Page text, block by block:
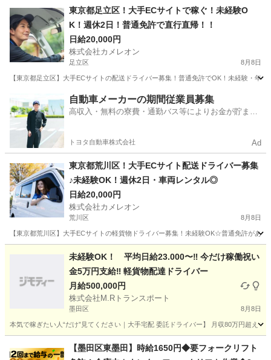
ドライバー 時給
東京都足立区！大手ECサイトで稼ぐ！未経験O
K！週休2日！普通免許で直行直帰！！
日給20,000円
株式会社カメレオン
足立区 8月8日
【東京都足立区】大手ECサイトの配送ドライバー募集！普通免許でOK！未経験・
ドライバー 積み込み
自動車メーカーの期間従業員募集
高収入・無料の寮費・通勤バス等によりお金が貯まり
トヨタ自動車株式会社 Ad
東京都荒川区！大手ECサイト配送ドライバー募集
♪未経験OK！週休2日・車両レンタル◎
日給20,000円
株式会社カメレオン
荒川区 8月8日
【東京都荒川区】大手ECサイトの軽貨物ドライバー募集！未経験OK☆普通免許が
ドライバー 積み込み
未経験OK！ 平均日給23.000〜‼️ 今だけ稼働祝い
金5万円支給‼️ 軽貨物配達ドライバー
月給500,000円
株式会社M.Rトランスポート
墨田区 8月8日
本気で稼ぎたい人“だけ”見てください｜大手宅配 委託ドライバー】 月収80万円超え
配送 一日
【墨田区東墨田】時給1650円◆要フォークリフト